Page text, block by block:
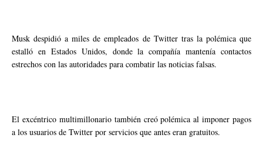
Musk despidió a miles de empleados de Twitter tras la polémica que
estalló en Estados Unidos, donde la compañía mantenía contactos
estrechos con las autoridades para combatir las noticias falsas.
El excéntrico multimillonario también creó polémica al imponer pagos
a los usuarios de Twitter por servicios que antes eran gratuitos.